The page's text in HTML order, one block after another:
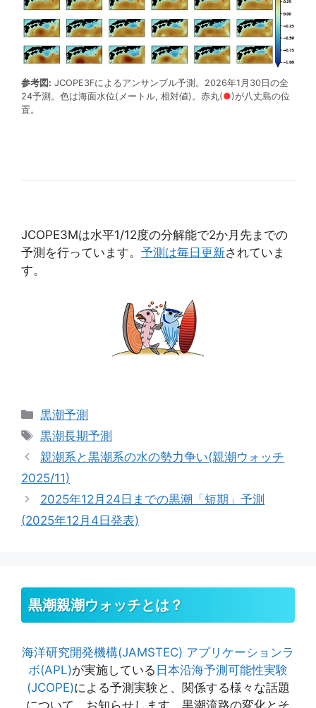
参考図: JCOPE3Fによるアンサンブル予測。2026年1月30日の全
24予測。色は海面水位(メートル, 相対値)。赤丸(●)が八丈島の位
置。
JCOPE3Mは水平1/12度の分解能で2か月先までの
予測を行っています。 予測は毎日更新されていま
す。
カ
テ
リ
ー
黒潮予測
タ
グ
黒潮長期予測
親潮系と黒潮系の水の勢力争い(親潮ウォッチ
2025/11)
2025年12月24日までの黒潮「短期」予測
(2025年12月4日発表)
黒潮親潮ウォッチとは？
海洋研究開発機構(JAMSTEC) アプリケーションラ
ボ(APL)が実施している 日本沿海予測可能性実験
(JCOPE)による予測実験と、関係する様々な話題